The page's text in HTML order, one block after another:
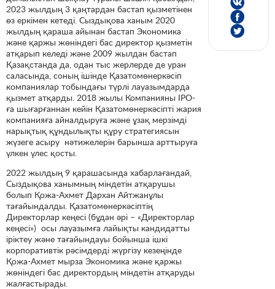
2023 жылдың 3 қаңтардан бастап қызметінен
өз еркімен кетеді. Сыздықова ханым 2020
жылдың қараша айынан бастап Экономика
және қаржы жөніндегі бас директор қызметін
атқарып келеді және 2009 жылдан бастап
Қазақстанда да, одан тыс жерлерде де уран
саласында, соның ішінде Қазатомөнеркәсіп
компаниялар тобындағы түрлі лауазымдарда
қызмет атқарды. 2018 жылы Компанияны IPO-
ға шығарғаннан кейін Қазатомөнеркәсіпті жария
компанияға айналдыруға және ұзақ мерзімді
нарықтық құндылықты құру стратегиясын
жүзеге асыру нәтижелерін барынша арттыруға
үлкен үлес қосты.
2022 жылдың 9 қарашасында хабарлағандай,
Сыздықова ханымның міндетін атқарушы
болып Қожа-Ахмет Дархан Айтжанұлы
тағайындалды. Қазатомөнеркәсіптің
Директорлар кеңесі (бұдан әрі – «Директорлар
кеңесі») осы лауазымға лайықты кандидатты
іріктеу және тағайындауы бойынша ішкі
корпоративтік рәсімдерді жүргізу кезеңінде
Қожа-Ахмет мырза Экономика және қаржы
жөніндегі бас директордың міндетін атқаруды
жалғастырады.